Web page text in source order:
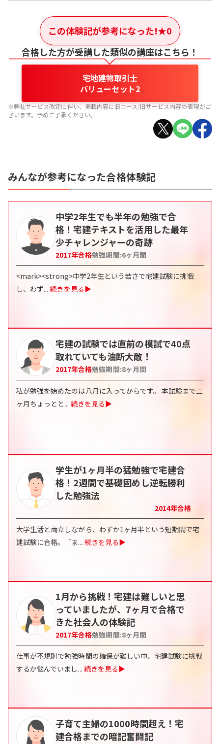
この体験記が参考になった!★0
合格した方が受講した類似の講座はこちら！
宅地建物取引士
バリューセット2
※弊社サービス改定に伴い、掲載内容に旧コース/旧サービス内容の表現がご
ざいます。予めご了承ください。
みんなが参考になった合格体験記
中学2年生でも半年の勉強で合
格！宅建テキストを活用した最年
少チャレンジャーの奇跡
2017年合格勉強期間:6ヶ月間
<mark><strong>中学2年生という若さで宅建試験に挑戦
し、わず... 続きを見る▶
宅建の試験では直前の模試で40点
取れていても油断大敵！
2017年合格勉強期間:8ヶ月間
私が勉強を始めたのは八月に入ってからです。 本試験まで二
ヶ月ちょっとと... 続きを見る▶
学生が1ヶ月半の猛勉強で宅建合
格！2週間で基礎固めし逆転勝利
した勉強法
2014年合格
大学生活と両立しながら、わずか1ヶ月半という短期間で宅
建試験に合格。「ま... 続きを見る▶
1月から挑戦！宅建は難しいと思
っていましたが、7ヶ月で合格で
きた社会人の体験記
2017年合格勉強期間:8ヶ月間
仕事が不規則で勉強時間の確保が難しい中、宅建試験に挑戦
するか悩んでいまし... 続きを見る▶
子育て主婦の1000時間超え！宅
建合格までの暗記奮闘記